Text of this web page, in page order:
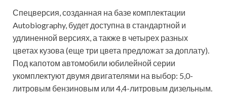
Спецверсия, созданная на базе комплектации
Autobiography, будет доступна в стандартной и
удлиненной версиях, а также в четырех разных
цветах кузова (еще три цвета предложат за доплату).
Под капотом автомобили юбилейной серии
укомплектуют двумя двигателями на выбор: 5,0-
литровым бензиновым или 4,4-литровым дизельным.